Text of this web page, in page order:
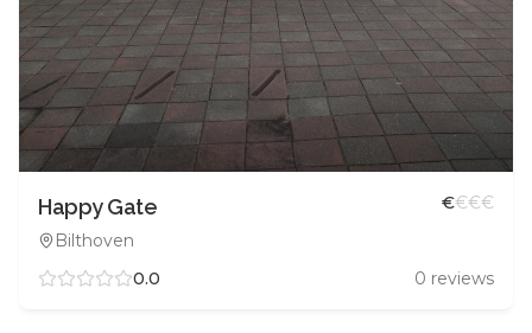
Happy Gate
Bilthoven
€€€€
0.0 0 reviews